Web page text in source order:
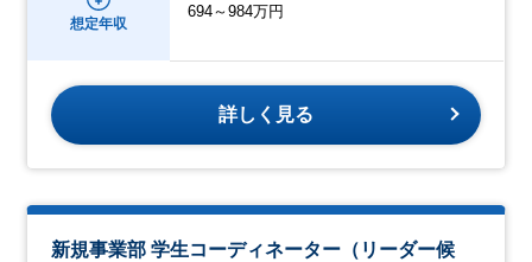
想定年収
694～984万円
詳しく見る
新規事業部 学生コーディネーター（リーダー候